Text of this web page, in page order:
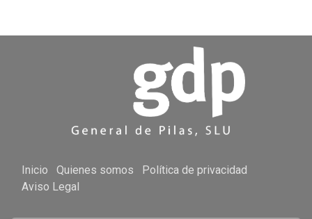
Inicio Quienes somos
Política de privacidad
Aviso Legal